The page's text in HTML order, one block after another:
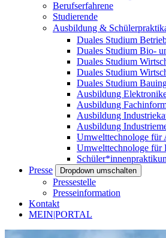
Berufserfahrene
Studierende
Ausbildung &
Duales Studium
Duales Studium Bio-
Duales Studium
Duales Studium
Duales Studium
Ausbildung
Ausbildung
Ausbildung
Ausbildung
Umwelttechnologe für
Umwelttechnologe für
Presse
Dropdown umschalten
Pressestelle
Presseinformation
Kontakt
MEIN|PORTAL